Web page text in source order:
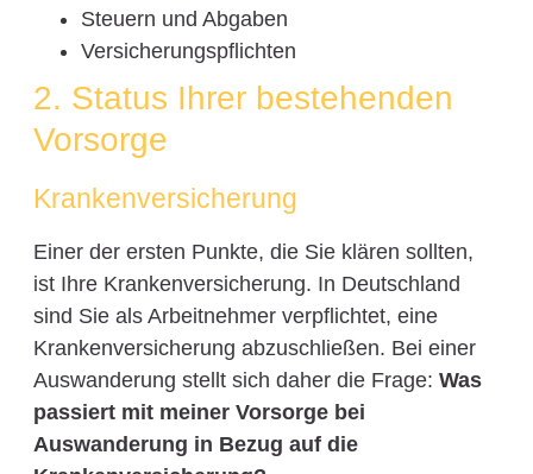
Steuern und Abgaben
Versicherungspflichten
2. Status Ihrer bestehenden
Vorsorge
Krankenversicherung
Einer der ersten Punkte, die Sie klären sollten,
ist Ihre Krankenversicherung. In Deutschland
sind Sie als Arbeitnehmer verpflichtet, eine
Krankenversicherung abzuschließen. Bei einer
Auswanderung stellt sich daher die Frage: Was
passiert mit meiner Vorsorge bei
Auswanderung in Bezug auf die